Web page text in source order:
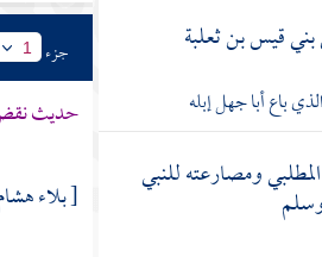
قيس بن ثعلبة
باع أبا جهل إبله
ومصارعته للنبي
جزء 1
حديث
[ بلاء